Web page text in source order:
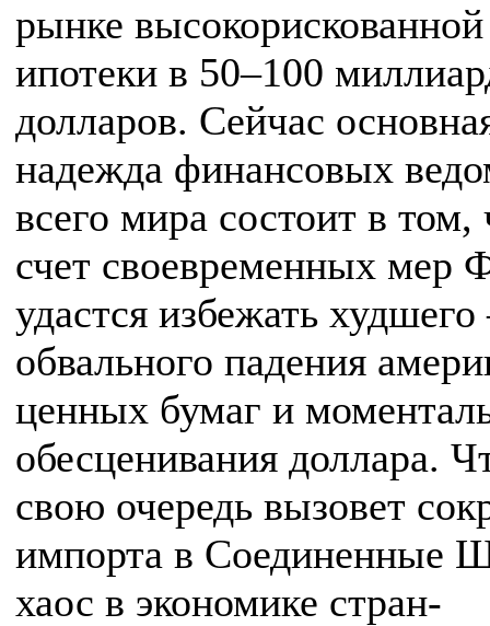
рынке высокорискованной
ипотеки в 50–100
долларов. Сейчас
надежда финансовых
всего мира состоит в том,
счет своевременных мер
удастся избежать
обвального падения
ценных бумаг и
обесценивания доллара.
свою очередь вызовет
импорта в Соединенные
хаос в экономике стран-